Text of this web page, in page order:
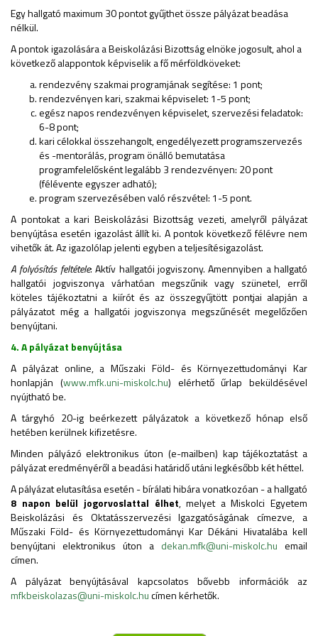
Egy hallgató maximum 30 pontot gyűjthet össze pályázat beadása
nélkül.
A pontok igazolására a Beiskolázási Bizottság elnöke jogosult, ahol a
következő alappontok képviselik a fő mérföldköveket:
rendezvény szakmai programjának segítése: 1 pont;
rendezvényen kari, szakmai képviselet: 1-5 pont;
egész napos rendezvényen képviselet, szervezési feladatok:
6-8 pont;
kari célokkal összehangolt, engedélyezett programszervezés
és -mentorálás, program önálló bemutatása
programfelelősként legalább 3 rendezvényen: 20 pont
(félévente egyszer adható);
program szervezésében való részvétel: 1-5 pont.
A pontokat a kari Beiskolázási Bizottság vezeti, amelyről pályázat
benyújtása esetén igazolást állít ki. A pontok következő félévre nem
vihetők át. Az igazolólap jelenti egyben a teljesítésigazolást.
A folyósítás feltétele: Aktív hallgatói jogviszony. Amennyiben a hallgató
hallgatói jogviszonya várhatóan megszűnik vagy szünetel, erről
köteles tájékoztatni a kiírót és az összegyűjtött pontjai alapján a
pályázatot még a hallgatói jogviszonya megszűnését megelőzően
benyújtani.
4. A pályázat benyújtása
A pályázat online, a Műszaki Föld- és Környezettudományi Kar
honlapján (www.mfk.uni-miskolc.hu) elérhető űrlap beküldésével
nyújtható be.
A tárgyhó 20-ig beérkezett pályázatok a következő hónap első
hetében kerülnek kifizetésre.
Minden pályázó elektronikus úton (e-mailben) kap tájékoztatást a
pályázat eredményéről a beadási határidő utáni legkésőbb két héttel.
A pályázat elutasítása esetén - bírálati hibára vonatkozóan - a hallgató
8 napon belül jogorvoslattal élhet, melyet a Miskolci Egyetem
Beiskolázási és Oktatásszervezési Igazgatóságának címezve, a
Műszaki Föld- és Környezettudományi Kar Dékáni Hivatalába kell
benyújtani elektronikus úton a dekan.mfk@uni-miskolc.hu email
címen.
A pályázat benyújtásával kapcsolatos bővebb információk az
mfkbeiskolazas@uni-miskolc.hucímen kérhetők.